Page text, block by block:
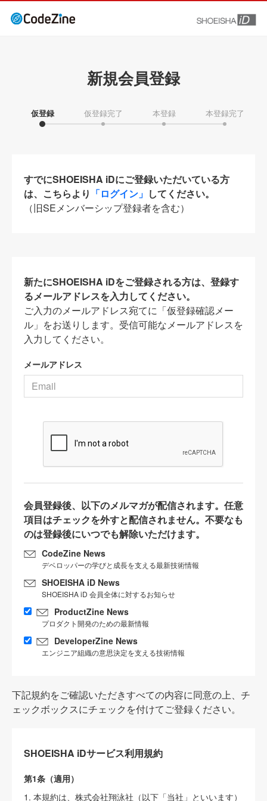
新規会員登録
仮登録 仮登録完了 本登録 本登録完了
すでにSHOEISHA iDにご登録いただいている方
は、こちらより 「ログイン」 してください。
（旧SEメンバーシップ登録者を含む）
新たにSHOEISHA iDをご登録される方は、登録す
るメールアドレスを入力してください。
ご入力のメールアドレス宛てに「仮登録確認メー
ル」をお送りします。受信可能なメールアドレスを
入力してください。
メールアドレス
会員登録後、以下のメルマガが配信されます。任意
項目はチェックを外すと配信されません。不要なも
のは登録後にいつでも解除いただけます。
CodeZine News
デベロッパーの学びと成長を支える最新技術情報
SHOEISHA iD News
SHOEISHA iD 会員全体に対するお知らせ
ProductZine News
プロダクト開発のための最新情報
DeveloperZine News
エンジニア組織の意思決定を支える技術情報
下記規約をご確認いただきすべての内容に同意の上、チ
ェックボックスにチェックを付けてご登録ください。
SHOEISHA iDサービス利用規約
第1条（適用）
1. 本規約は、株式会社翔泳社（以下「当社」といいます）